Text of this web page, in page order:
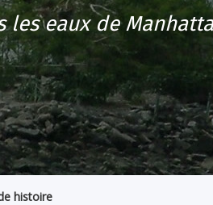
les eaux de
histoire